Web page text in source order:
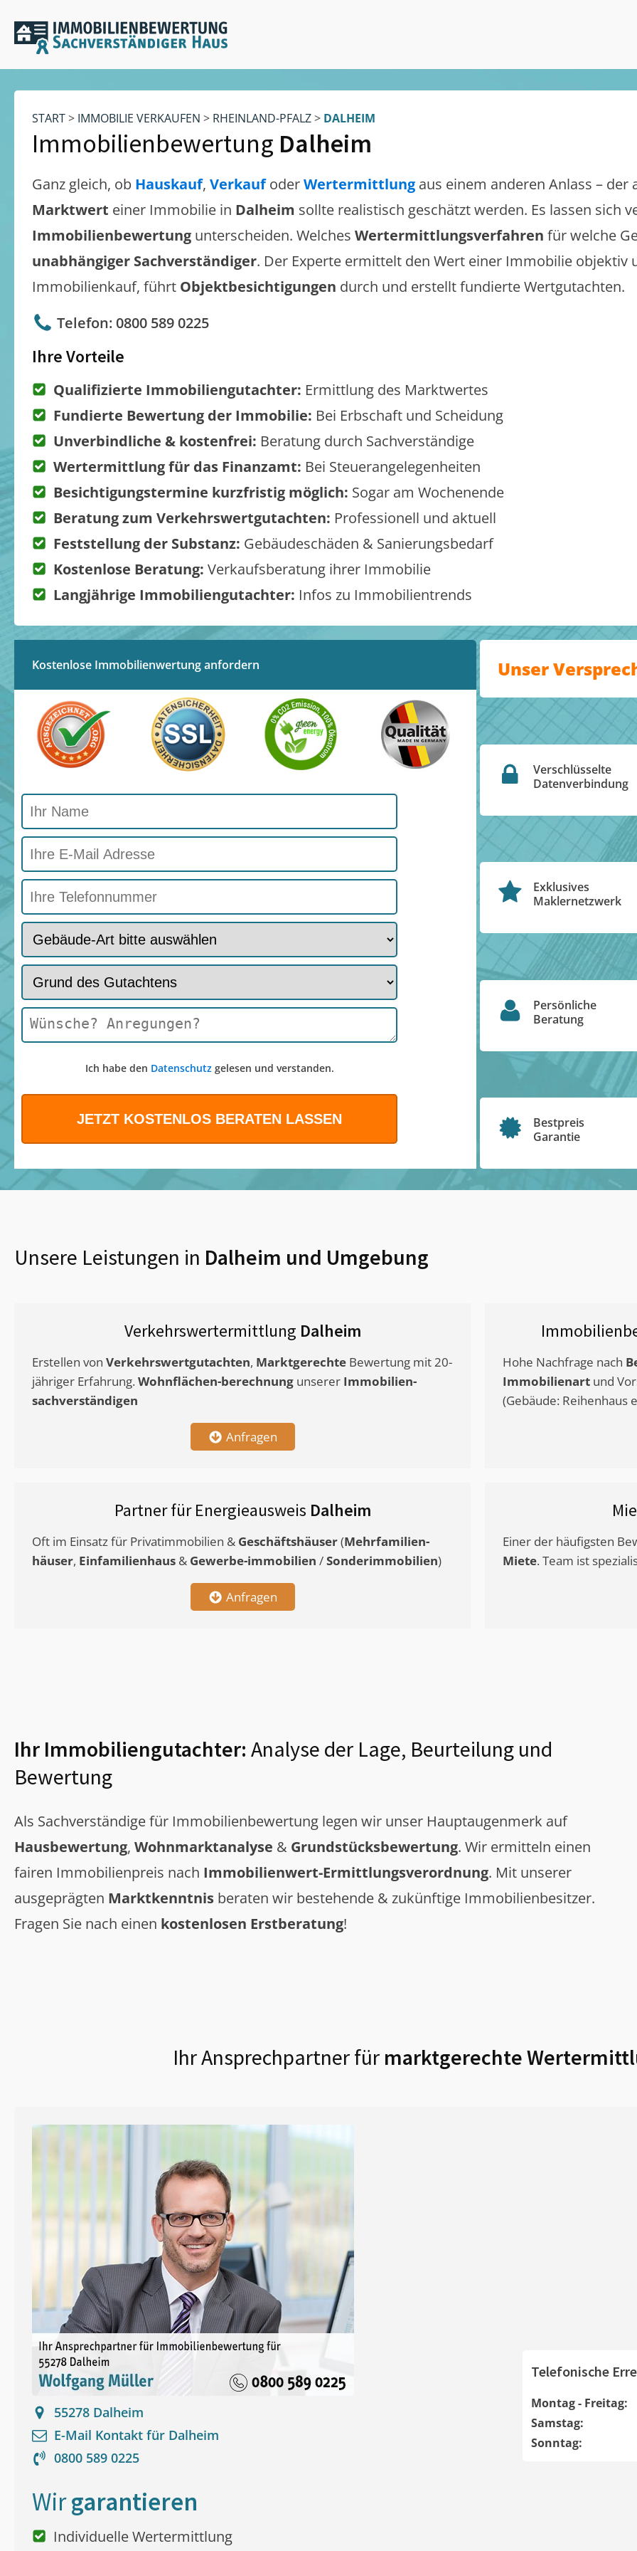
START> IMMOBILIE VERKAUFEN > RHEINLAND-PFALZ> DALHEIM
Immobilienbewertung Dalheim
Ganz gleich, ob Hauskauf, VerkaufoderWertermittlung aus einem anderen Anlass – der
Marktwert einer Immobilie in Dalheim sollte realistisch geschätzt werden. Es lassen sich
Immobilienbewertung unterscheiden. Welches Wertermittlungsverfahren für welche
unabhängiger Sachverständiger. Der Experte ermittelt den Wert einer Immobilie objektiv
Immobilienkauf, führt Objektbesichtigungen durch und erstellt fundierte Wertgutachten.
Telefon: 0800 589 0225
Ihre Vorteile
Qualifizierte Immobiliengutachter: Ermittlung des Marktwertes
Fundierte Bewertung der Immobilie: Bei Erbschaft und Scheidung
Unverbindliche & kostenfrei: Beratung durch Sachverständige
Wertermittlung für das Finanzamt: Bei Steuerangelegenheiten
Besichtigungstermine kurzfristig möglich: Sogar am Wochenende
Beratung zum Verkehrswertgutachten: Professionell und aktuell
Feststellung der Substanz: Gebäudeschäden & Sanierungsbedarf
Kostenlose Beratung: Verkaufsberatung ihrer Immobilie
Langjährige Immobiliengutachter: Infos zu Immobilientrends
Kostenlose Immobilienwertung anfordern
Ich habe den Datenschutzgelesen und verstanden.
Unser
Verschlüsselte
Datenverbindung
Exklusives
Maklernetzwerk
Persönliche
Beratung
Bestpreis
Garantie
Unsere Leistungen in Dalheim und Umgebung
Verkehrswertermittlung Dalheim
Erstellen von Verkehrswertgutachten, Marktgerechte Bewertung mit 20-
jähriger Erfahrung. Wohnflächen-berechnung unserer Immobilien-
sachverständigen
Anfragen
Hohe Nachfrage nach
Immobilienart und
(Gebäude: Reihenhaus
Partner für Energieausweis Dalheim
Oft im Einsatz für Privatimmobilien & Geschäftshäuser(Mehrfamilien-
häuser, Einfamilienhaus & Gewerbe-immobilien /Sonderimmobilien)
Anfragen
Einer der häufigsten
Miete. Team ist
Ihr Immobiliengutachter: Analyse der Lage, Beurteilung und
Bewertung
Als Sachverständige für Immobilienbewertung legen wir unser Hauptaugenmerk auf
Hausbewertung, Wohnmarktanalyse & Grundstücksbewertung. Wir ermitteln einen
fairen Immobilienpreis nach Immobilienwert-Ermittlungsverordnung. Mit unserer
ausgeprägten Marktkenntnis beraten wir bestehende & zukünftige Immobilienbesitzer.
Fragen Sie nach einen kostenlosen Erstberatung!
Ihr Ansprechpartner für marktgerechte
55278 Dalheim
E-Mail Kontakt für Dalheim
0800 589 0225
Telefonische
Montag - Freitag:
Samstag:
Sonntag:
Wirgarantieren
Individuelle Wertermittlung